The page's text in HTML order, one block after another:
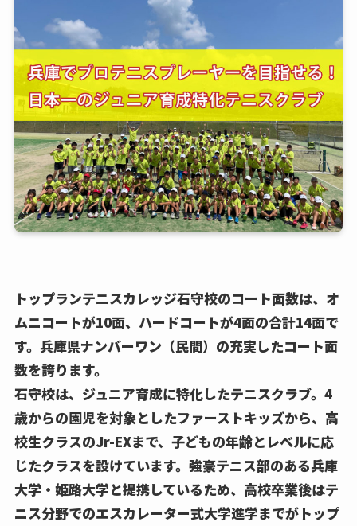
トップランテニスカレッジ石守校のコート面数は、オ
ムニコートが10面、ハードコートが4面の合計14面で
す。兵庫県ナンバーワン（民間）の充実したコート面
数を誇ります。
石守校は、ジュニア育成に特化したテニスクラブ。4
歳からの園児を対象としたファーストキッズから、高
校生クラスのJr-EXまで、子どもの年齢とレベルに応
じたクラスを設けています。強豪テニス部のある兵庫
大学・姫路大学と提携しているため、高校卒業後はテ
ニス分野でのエスカレーター式大学進学までがトップ